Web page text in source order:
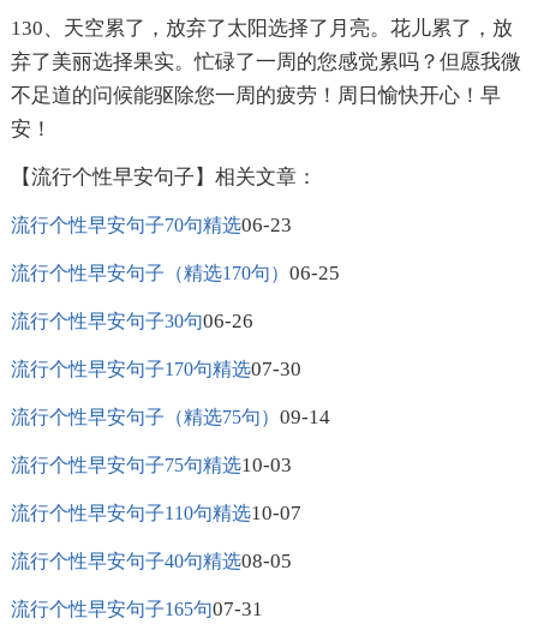
130、天空累了，放弃了太阳选择了月亮。花儿累了，放
弃了美丽选择果实。忙碌了一周的您感觉累吗？但愿我微
不足道的问候能驱除您一周的疲劳！周日愉快开心！早
安！
【流行个性早安句子】相关文章：
流行个性早安句子70句精选06-23
流行个性早安句子（精选170句） 06-25
流行个性早安句子30句06-26
流行个性早安句子170句精选07-30
流行个性早安句子（精选75句） 09-14
流行个性早安句子75句精选10-03
流行个性早安句子110句精选10-07
流行个性早安句子40句精选08-05
流行个性早安句子165句07-31